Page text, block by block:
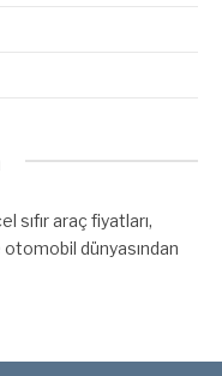
sıfır araç fiyatları,
dünyasından